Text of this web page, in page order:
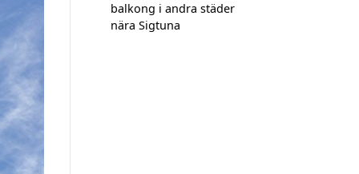
balkong i andra städer
nära Sigtuna